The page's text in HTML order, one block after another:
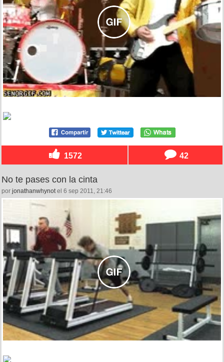
1572 42
No te pases con la cinta
por jonathanwhynotel 6 sep 2011, 21:46